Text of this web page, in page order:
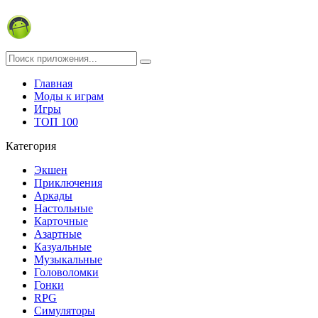
Главная
Моды к играм
Игры
ТОП 100
Категория
Экшен
Приключения
Аркады
Настольные
Карточные
Азартные
Казуальные
Музыкальные
Головоломки
Гонки
RPG
Симуляторы